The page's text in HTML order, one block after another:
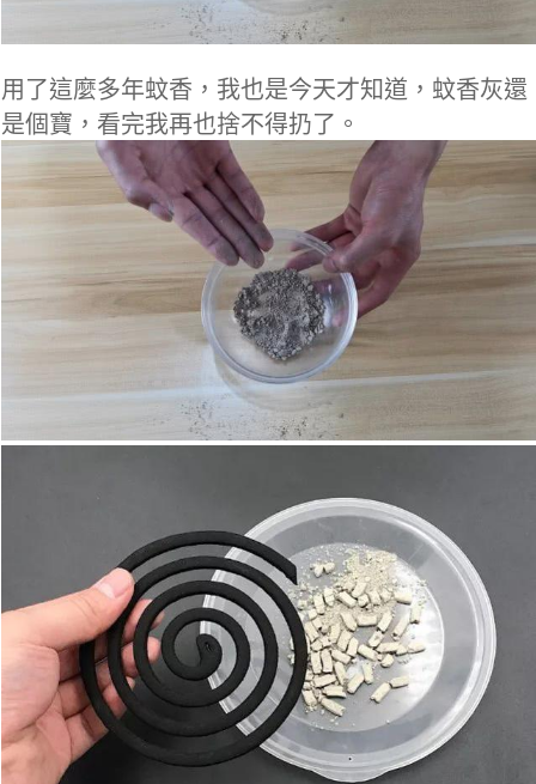
用了這麼多年蚊香，我也是今天才知道，蚊香灰還
是個寶，看完我再也捨不得扔了。